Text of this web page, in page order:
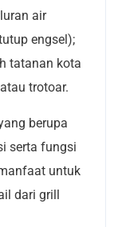
air
engsel);
tatanan kota
trotoar.
berupa
serta fungsi
untuk
dari grill